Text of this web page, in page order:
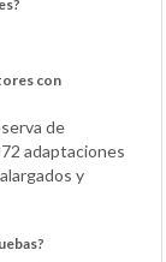
con
de
adaptaciones
y